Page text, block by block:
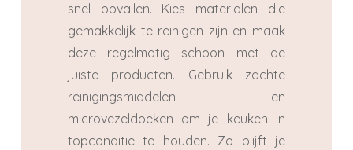
snel opvallen. Kies materialen die
gemakkelijk te reinigen zijn en maak
deze regelmatig schoon met de
juiste producten. Gebruik zachte
reinigingsmiddelen en
microvezeldoeken om je keuken in
topconditie te houden. Zo blijft je